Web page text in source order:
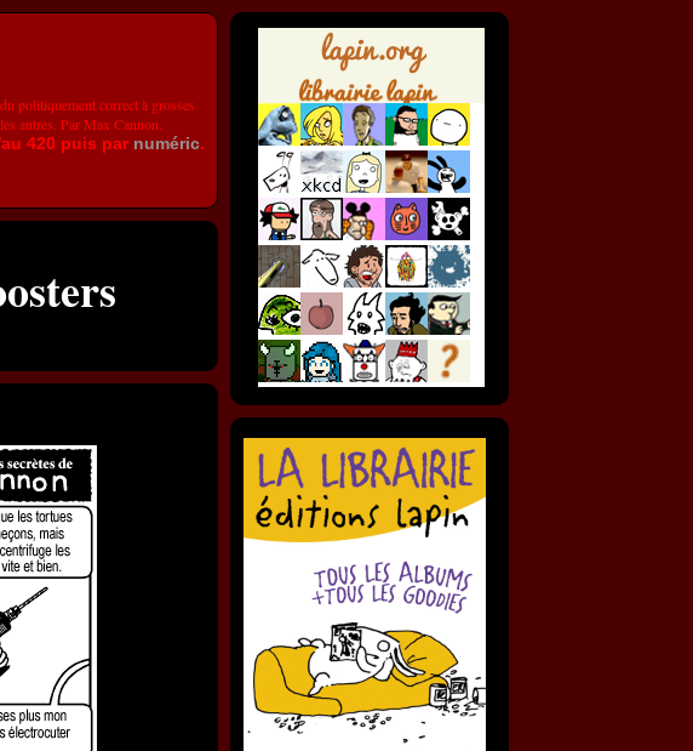
politiquement correct à grosses
autres. Par Max Cannon.
420 puis par numéric.